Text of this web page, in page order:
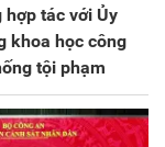
hợp tác với Ủy
khoa học công
tội phạm